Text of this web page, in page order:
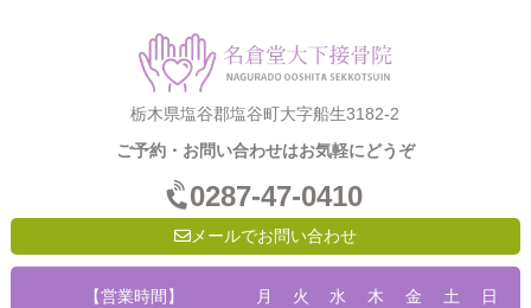
栃木県塩谷郡塩谷町大字船生3182-2
ご予約・お問い合わせはお気軽にどうぞ
0287-47-0410
メールでお問い合わせ
【営業時間】 月 火 水 木 金 土
日